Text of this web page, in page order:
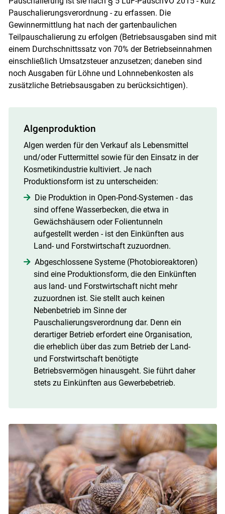
Pauschalierungsverordnung - zu erfassen. Die
Gewinnermittlung hat nach der gartenbaulichen
Teilpauschalierung zu erfolgen (Betriebsausgaben sind mit
einem Durchschnittssatz von 70% der Betriebseinnahmen
einschließlich Umsatzsteuer anzusetzen; daneben sind
noch Ausgaben für Löhne und Lohnnebenkosten als
zusätzliche Betriebsausgaben zu berücksichtigen).
Algenproduktion
Algen werden für den Verkauf als Lebensmittel
und/​oder Futtermittel sowie für den Einsatz in der
Kosmetikindustrie kultiviert. Je nach
Produktionsform ist zu unterscheiden:
Die Produktion in Open-Pond-Systemen - das
sind offene Wasserbecken, die etwa in
Gewächshäusern oder Folientunneln
aufgestellt werden - ist den Einkünften aus
Land- und Forstwirtschaft zuzuordnen.
Abgeschlossene Systeme (Photobioreaktoren)
sind eine Produktionsform, die den Einkünften
aus land- und Forstwirtschaft nicht mehr
zuzuordnen ist. Sie stellt auch keinen
Nebenbetrieb im Sinne der
Pauschalierungsverordnung dar. Denn ein
derartiger Betrieb erfordert eine Organisation,
die erheblich über das zum Betrieb der Land-
und Forstwirtschaft benötigte
Betriebsvermögen hinausgeht. Sie führt daher
stets zu Einkünften aus Gewerbebetrieb.